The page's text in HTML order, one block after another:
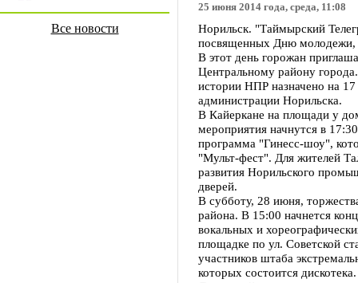
Все новости
25 июня 2014 года, среда, 11:08
Норильск. "Таймырский
посвященных Дню молодежи,
В этот день горожан
Центральному району
истории НПР назначено на 17
администрации Норильска.
В Кайеркане на площади у
мероприятия начнутся в
программа "Гинесс-шоу",
"Мульт-фест". Для жителей
развития Норильского
дверей.
В субботу, 28 июня,
района. В 15:00 начнется
вокальных и
площадке по ул. Советской
участников штаба
которых состоится дискотека.